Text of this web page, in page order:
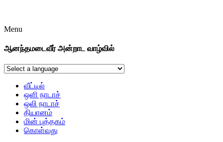
Menu
ஆனந்தமடைவீர் அன்றாட வாழ்வில்
வீட்டில்
ஒளி நாடாச்
ஒலி நாடாச்
தியானம்
மின் புத்தகம்
கொள்வது